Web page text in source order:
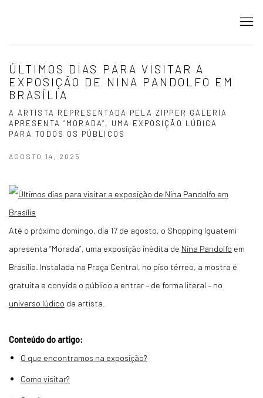
ÚLTIMOS DIAS PARA VISITAR A
EXPOSIÇÃO DE NINA PANDOLFO EM
BRASÍLIA
A ARTISTA REPRESENTADA PELA ZIPPER GALERIA
APRESENTA “MORADA”, UMA EXPOSIÇÃO LÚDICA
PARA TODOS OS PÚBLICOS
AGOSTO 14, 2025
Até o próximo domingo, dia 17 de agosto, o Shopping Iguatemi
apresenta “Morada”, uma exposição inédita de Nina Pandolfo em
Brasília. Instalada na Praça Central, no piso térreo, a mostra é
gratuita e convida o público a entrar – de forma literal – no
universo lúdico da artista.
Conteúdo do artigo:
O que encontramos na exposição?
Como visitar?